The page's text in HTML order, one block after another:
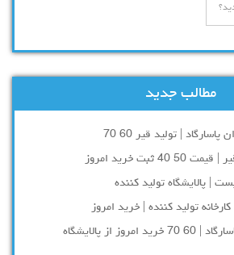
مطالب جدید
پاسارگاد | تولید قیر 60 70
40 ثبت خرید امروز
| پالایشگاه تولید کننده
تولید کننده | خرید امروز
فروش قیر پاسارگاد | 60 70 خرید امروز از پالایشگاه